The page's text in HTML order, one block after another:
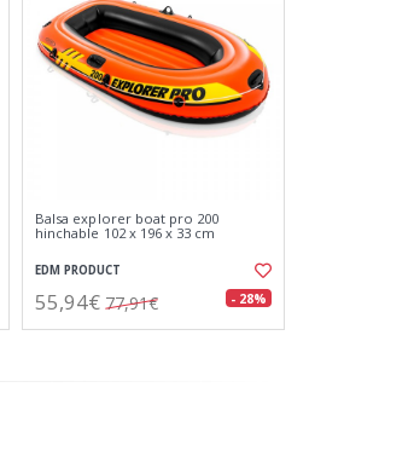
Balsa explorer boat pro 200
hinchable 102 x 196 x 33 cm
EDM PRODUCT
55,94€ 77,91€ - 28%